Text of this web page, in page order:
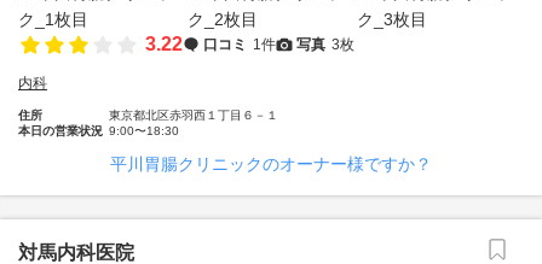
3.22 口コミ 1件 写真 3枚
内科
住所
東京都北区赤羽西１丁目６－１
本日の営業状況 9:00〜18:30
平川胃腸クリニックのオーナー様ですか？
対馬内科医院